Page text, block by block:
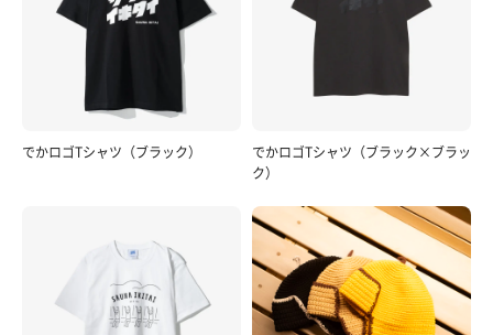
でかロゴTシャツ（ブラック）
でかロゴTシャツ（ブラック×ブラッ
ク）